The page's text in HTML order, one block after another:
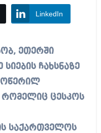
LinkedIn
ჩახსნაზე
რომელიც ცესკოს
საქართველოს